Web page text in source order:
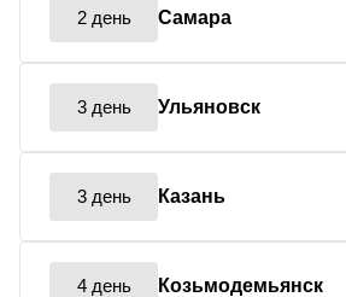
2 день Самара
3 день Ульяновск
3 день Казань
4 день Козьмодемьянск